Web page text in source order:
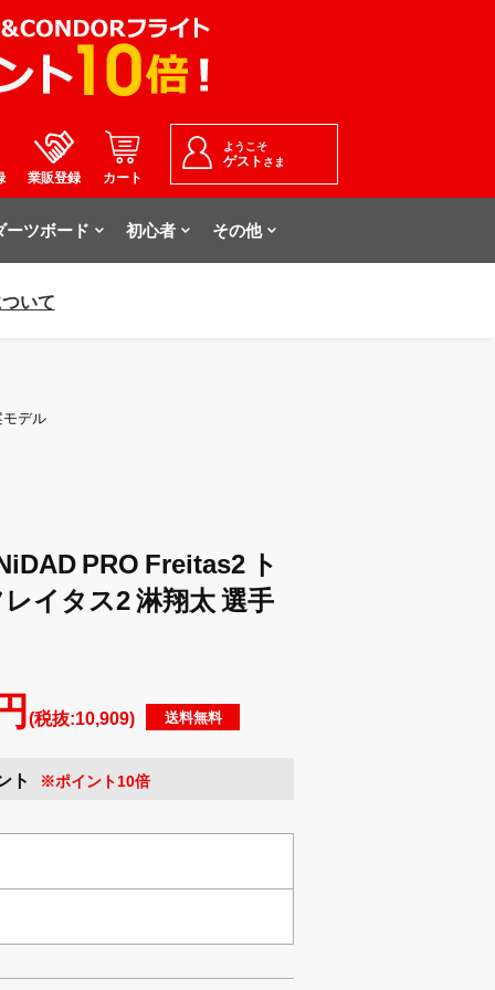
業販登録 カート
ようこそ
ゲスト さま
ーツボード 初心者 その他
いて
デル
PRO Freitas2 ト
イタス2 淋翔太 選手
(税抜:10,909) 送料無料
ト ※ポイント10倍